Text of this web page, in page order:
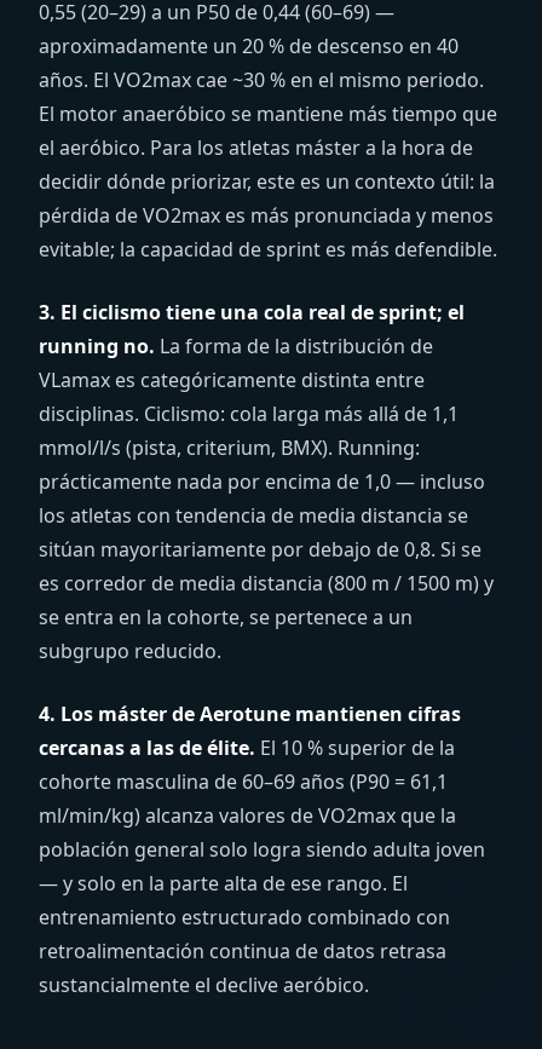
0,55 (20–29) a un P50 de 0,44 (60–69) —
aproximadamente un 20 % de descenso en 40
años. El VO2max cae ~30 % en el mismo periodo.
El motor anaeróbico se mantiene más tiempo que
el aeróbico. Para los atletas máster a la hora de
decidir dónde priorizar, este es un contexto útil: la
pérdida de VO2max es más pronunciada y menos
evitable; la capacidad de sprint es más defendible.
3. El ciclismo tiene una cola real de sprint; el
running no. La forma de la distribución de
VLamax es categóricamente distinta entre
disciplinas. Ciclismo: cola larga más allá de 1,1
mmol/l/s (pista, criterium, BMX). Running:
prácticamente nada por encima de 1,0 — incluso
los atletas con tendencia de media distancia se
sitúan mayoritariamente por debajo de 0,8. Si se
es corredor de media distancia (800 m / 1500 m) y
se entra en la cohorte, se pertenece a un
subgrupo reducido.
4. Los máster de Aerotune mantienen cifras
cercanas a las de élite. El 10 % superior de la
cohorte masculina de 60–69 años (P90 = 61,1
ml/min/kg) alcanza valores de VO2max que la
población general solo logra siendo adulta joven
— y solo en la parte alta de ese rango. El
entrenamiento estructurado combinado con
retroalimentación continua de datos retrasa
sustancialmente el declive aeróbico.